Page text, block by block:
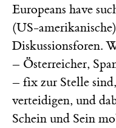
Europeans have
(US-
Diskussionsforen.
– Österreicher,
– fix zur Stelle
verteidigen, und
Schein und Sein